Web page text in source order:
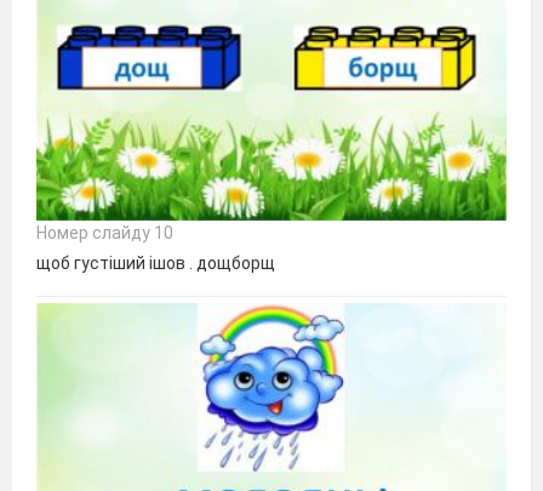
Номер слайду 10
щоб густіший ішов . дощборщ